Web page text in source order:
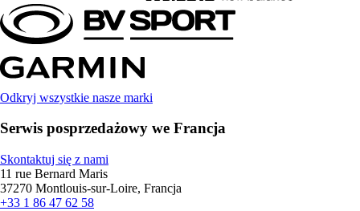
Odkryj wszystkie nasze marki
Serwis posprzedażowy we Francja
Skontaktuj się z nami
11 rue Bernard Maris
37270 Montlouis-sur-Loire, Francja
+33 1 86 47 62 58